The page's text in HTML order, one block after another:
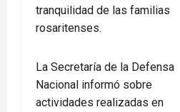
tranquilidad de las familias
rosaritenses.
La Secretaría de la Defensa
Nacional informó sobre
actividades realizadas en